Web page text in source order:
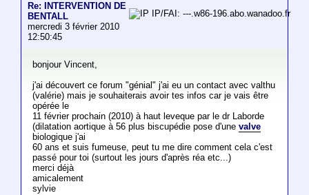
Re: INTERVENTION DE
BENTALL
mercredi 3 février 2010
12:50:45
IP/FAI: ---.w86-196.abo.wanadoo.fr
bonjour Vincent,
j'ai découvert ce forum "génial" j'ai eu un contact avec valthu
(valérie) mais je souhaiterais avoir tes infos car je vais être
opérée le
11 février prochain (2010) à haut leveque par le dr Laborde
(dilatation aortique à 56 plus biscupédie pose d'une valve
biologique j'ai
60 ans et suis fumeuse, peut tu me dire comment cela c'est
passé pour toi (surtout les jours d'après réa etc...)
merci déjà
amicalement
sylvie